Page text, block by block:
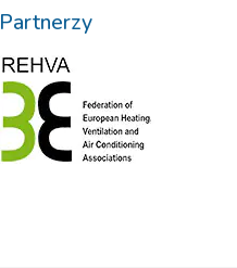
Partnerzy